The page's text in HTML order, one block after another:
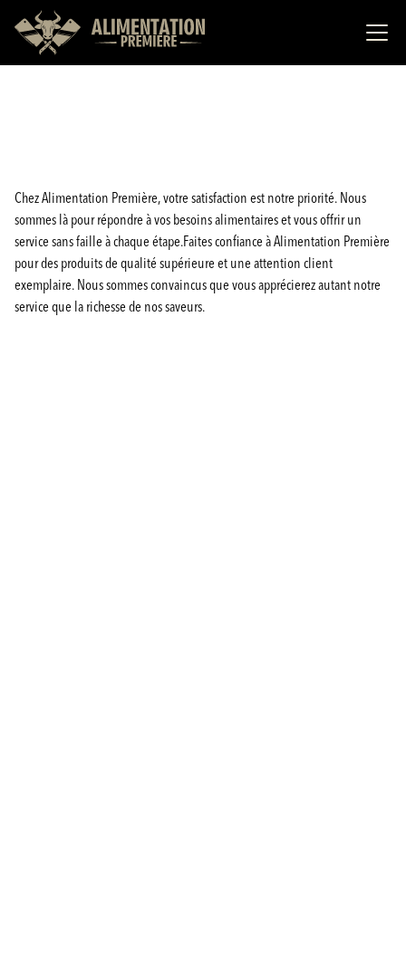
Chez Alimentation Première, votre satisfaction est notre priorité. Nous
sommes là pour répondre à vos besoins alimentaires et vous offrir un
service sans faille à chaque étape.Faites confiance à Alimentation Première
pour des produits de qualité supérieure et une attention client
exemplaire. Nous sommes convaincus que vous apprécierez autant notre
service que la richesse de nos saveurs.